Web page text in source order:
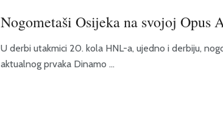
Nogometaši Osijeka na svojoj Opus
U derbi utakmici 20. kola HNL-a, ujedno i derbiju,
aktualnog prvaka Dinamo ...